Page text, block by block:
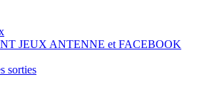
JEUX ANTENNE et FACEBOOK
sorties